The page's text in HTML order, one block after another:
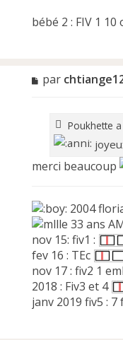
bébé 2 : FIV 1
M
n
n
l
u
par
Poukhette
merci beaucoup
2004
33 ans
nov 15: fiv1 :
fev 16 : TEc
nov 17 : fiv2 1
2018 : Fiv3 et 4
janv 2019 fiv5 :